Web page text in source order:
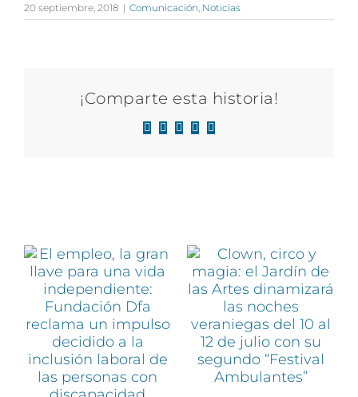
20 septiembre, 2018 | Comunicación, Noticias
¡Comparte esta historia!
Facebook
X LinkedIn
WhatsApp
Correo